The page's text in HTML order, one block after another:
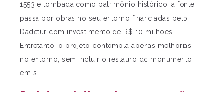
1553 e tombada como patrimônio histórico, a fonte
passa por obras no seu entorno financiadas pelo
Dadetur com investimento de R$ 10 milhões.
Entretanto, o projeto contempla apenas melhorias
no entorno, sem incluir o restauro do monumento
em si.